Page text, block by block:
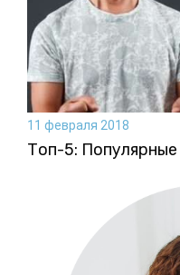
11 февраля 2018
Топ-5: